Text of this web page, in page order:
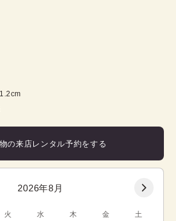
cm
の来店レンタル予約をする
2026年8月
火 水 木 金 土